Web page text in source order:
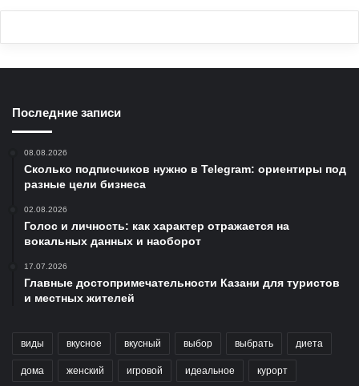
Последние записи
08.08.2026
Сколько подписчиков нужно в Telegram: ориентиры под
разные цели бизнеса
02.08.2026
Голос и личность: как характер отражается на
вокальных данных и наоборот
17.07.2026
Главные достопримечательности Казани для туристов
и местных жителей
виды вкусное вкусный выбор выбрать диета
дома женский игровой идеальное курорт